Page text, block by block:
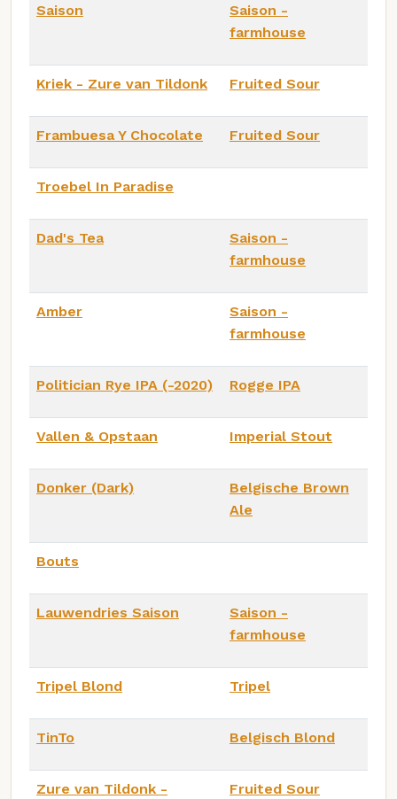
Saison
Saison -
farmhouse
Kriek - Zure van Tildonk Fruited Sour
Frambuesa Y Chocolate Fruited Sour
Troebel In Paradise
Dad's Tea
Saison -
farmhouse
Amber
Saison -
farmhouse
Politician Rye IPA (-2020) Rogge IPA
Vallen & Opstaan Imperial Stout
Donker (Dark)
Belgische Brown
Ale
Bouts
Lauwendries Saison
Saison -
farmhouse
Tripel Blond Tripel
TinTo Belgisch Blond
Zure van Tildonk -
Fruited Sour